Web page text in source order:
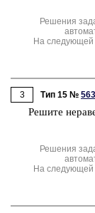
Решения
На следующей
3 Тип 15 №
Ре­ши­те
Решения
На следующей